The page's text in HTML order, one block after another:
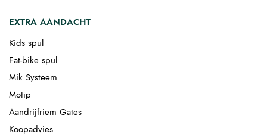
EXTRA AANDACHT
Kids spul
Fat-bike spul
Mik Systeem
Motip
Aandrijfriem Gates
Koopadvies